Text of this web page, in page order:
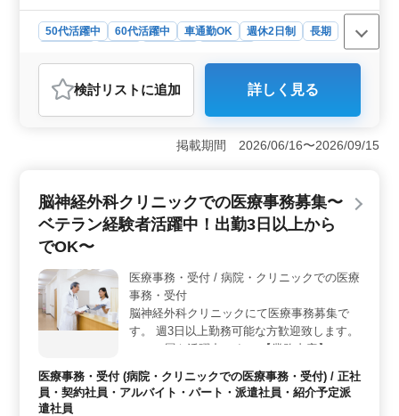
50代活躍中 60代活躍中 車通勤OK 週休2日制
長期
調理師・調理補助・スタッフ
おすすめポイント
＜働きやすさ＞ 週休2日制と年間休日120日で、プライ
ベートを大切にしながら働けます。マイカー通勤OKで通
勤のストレスも軽減。長期間勤務が可能な、安心感ある
で幅広い業務を担当。経験を活かせる職場です。ブラン
クのある方も歓迎です。 ＜キャリアチャンス＞ 中
高年・60代の方まで、幅広い世代が活躍中。 年齢関係
なく、調理経験を生かしキャリアを築けます。
検討リスト に追加 詳しく見る
掲載期間 2026/06/16〜2026/09/15
脳神経外科クリニックでの医療事務募集〜
ベテラン経験者活躍中！出勤3日以上から
でOK〜
医療事務・受付 / 病院・クリニックでの医療
事務・受付
脳神経外科クリニックにて医療事務募集で
す。 週3日以上勤務可能な方歓迎致します。
シニア層も活躍中です！ 【業務内容】 ・受
診療補助 ＊社会保険完備 ＊清潔感溢れる職
場環境 医療事務、医療秘書、クラーク等今
医療事務・受付 (病院・クリニックでの医療事務・受付) / 正社
員・契約社員・アルバイト・パート・派遣社員・紹介予定派
遣社員